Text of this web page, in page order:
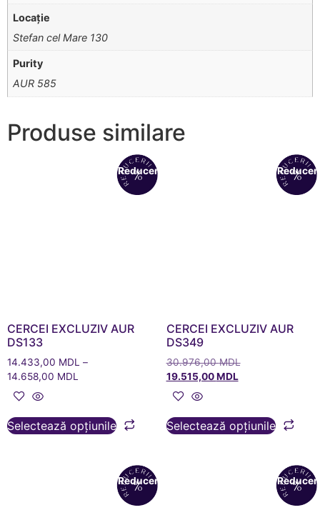
Locație
Stefan cel Mare 130
Purity
AUR 585
Produse similare
Reduceri!
CERCEI EXCLUZIV AUR
DS133
14.433,00 MDL –
14.658,00 MDL
Selectează opțiunile
CERCEI EXCLUZIV AUR
DS349
30.976,00MDL
19.515,00MDL
Selectează opțiunile
Reduceri!